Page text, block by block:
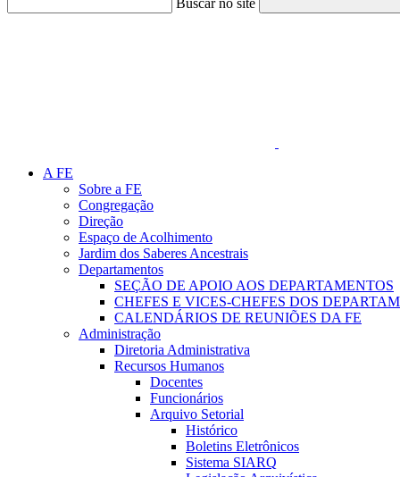
Buscar no site
A FE
Sobre a FE
Congregação
Direção
Espaço de Acolhimento
Jardim dos Saberes Ancestrais
Departamentos
SEÇÃO DE APOIO AOS DEPARTAMENTOS
CHEFES E VICES-CHEFES DOS
CALENDÁRIOS DE REUNIÕES DA FE
Administração
Diretoria Administrativa
Recursos Humanos
Docentes
Funcionários
Arquivo Setorial
Histórico
Boletins Eletrônicos
Sistema SIARQ